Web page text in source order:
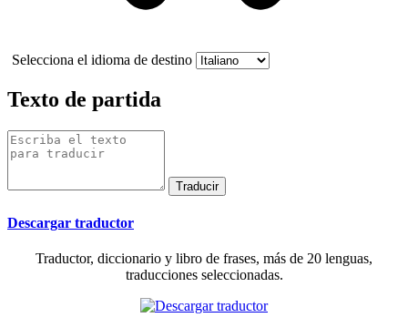
Selecciona el idioma de destino
Texto de partida
Descargar traductor
Traductor, diccionario y libro de frases, más de 20 lenguas,
traducciones seleccionadas.